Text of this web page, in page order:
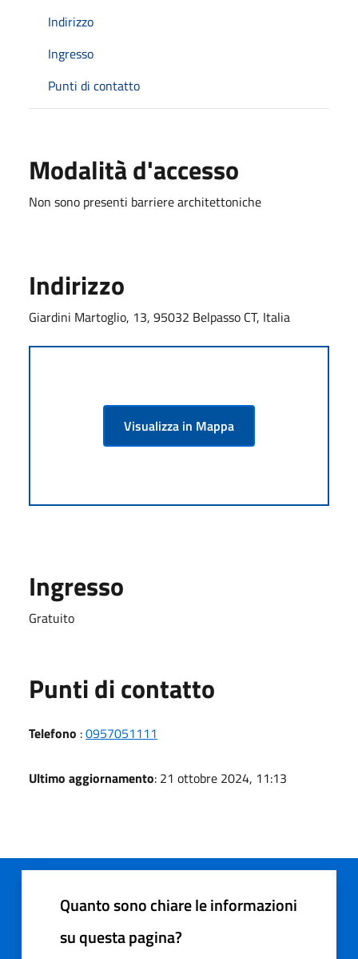
Indirizzo
Ingresso
Punti di contatto
Modalità d'accesso
Non sono presenti barriere architettoniche
Indirizzo
Giardini Martoglio, 13, 95032 Belpasso CT, Italia
Visualizza in Mappa
Ingresso
Gratuito
Punti di contatto
Telefono :0957051111
Ultimo aggiornamento: 21 ottobre 2024, 11:13
Quanto sono chiare le informazioni
su questa pagina?